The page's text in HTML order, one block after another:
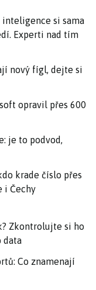
inteligence si sama
Experti nad tím
nový fígl, dejte si
opravil přes 600
je to podvod,
krade číslo přes
i Čechy
Zkontrolujte si ho
data
Co znamenají